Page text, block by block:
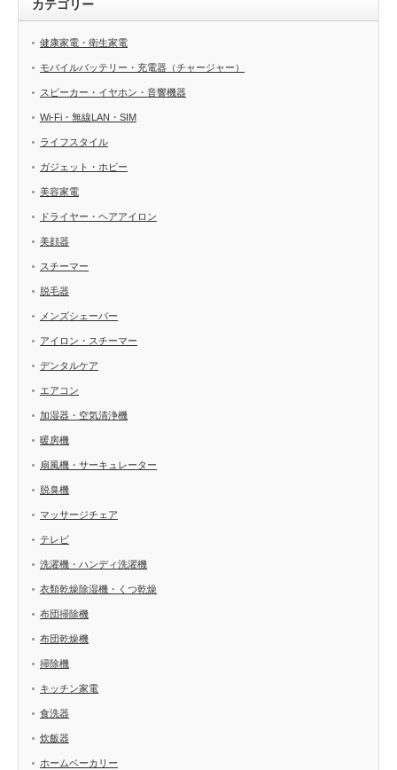
カテゴリー
健康家電・衛生家電
モバイルバッテリー・充電器（チャージャー）
スピーカー・イヤホン・音響機器
Wi-Fi・無線LAN・SIM
ライフスタイル
ガジェット・ホビー
美容家電
ドライヤー・ヘアアイロン
美顔器
スチーマー
脱毛器
メンズシェーバー
アイロン・スチーマー
デンタルケア
エアコン
加湿器・空気清浄機
暖房機
扇風機・サーキュレーター
脱臭機
マッサージチェア
テレビ
洗濯機・ハンディ洗濯機
衣類乾燥除湿機・くつ乾燥
布団掃除機
布団乾燥機
掃除機
キッチン家電
食洗器
炊飯器
ホームベーカリー